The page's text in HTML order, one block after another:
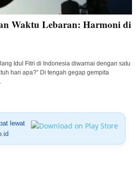
Waktu Lebaran: Harmoni di
Idul Fitri di Indonesia diwarnai dengan satu
hari apa?” Di tengah gegap gempita
lewat